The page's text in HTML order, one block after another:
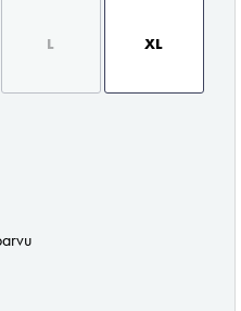
L XL
muže
říci